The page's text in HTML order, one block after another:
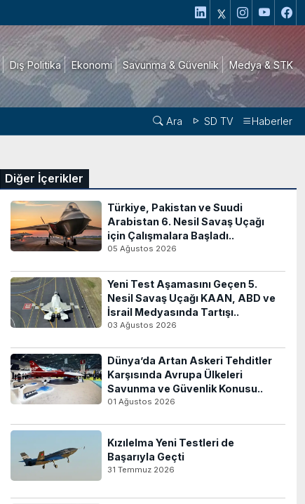
Dış Politika Ekonomi Savunma & Güvenlik Medya & STK
Ara SD TV Haberler
Diğer İçerikler
Türkiye, Pakistan ve Suudi
Arabistan 6. Nesil Savaş Uçağı
için Çalışmalara Başladı..
05 Ağustos 2026
Yeni Test Aşamasını Geçen 5.
Nesil Savaş Uçağı KAAN, ABD ve
İsrail Medyasında Tartışı..
03 Ağustos 2026
Dünya’da Artan Askeri Tehditler
Karşısında Avrupa Ülkeleri
Savunma ve Güvenlik Konusu..
01 Ağustos 2026
Kızılelma Yeni Testleri de
Başarıyla Geçti
31 Temmuz 2026